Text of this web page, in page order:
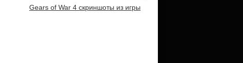
Gears of War 4 скриншоты из игры